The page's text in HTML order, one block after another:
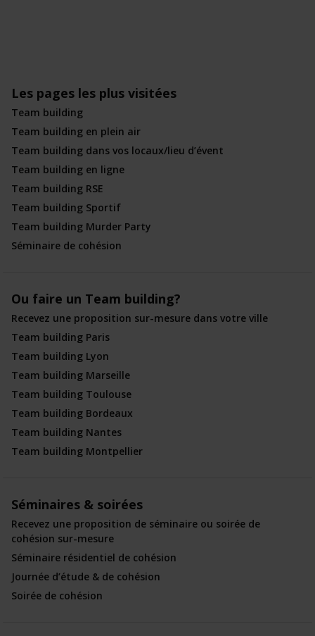
Les pages les plus visitées
Team building
Team building en plein air
Team building dans vos locaux/lieu d’évent
Team building en ligne
Team building RSE
Team building Sportif
Team building Murder Party
Séminaire de cohésion
Ou faire un Team building?
Recevez une proposition sur-mesure dans votre ville
Team building Paris
Team building Lyon
Team building Marseille
Team building Toulouse
Team building Bordeaux
Team building Nantes
Team building Montpellier
Séminaires & soirées
Recevez une proposition de séminaire ou soirée de
cohésion sur-mesure
Séminaire résidentiel de cohésion
Journée d’étude & de cohésion
Soirée de cohésion